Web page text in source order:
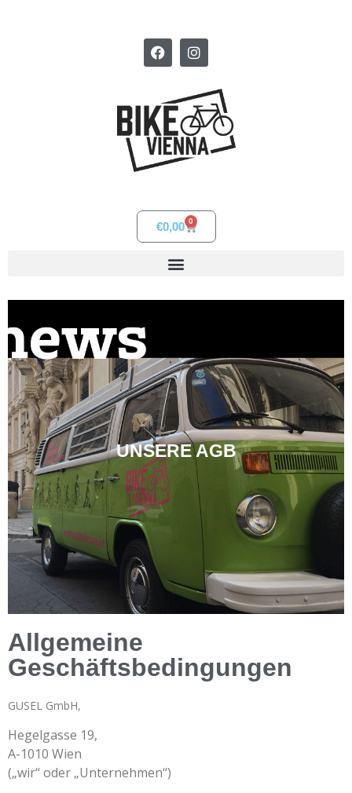
€0,00 0
UNSERE AGB
Allgemeine
Geschäftsbedingungen
GUSEL GmbH,
Hegelgasse 19,
A-1010 Wien
(„wir“ oder „Unternehmen“)